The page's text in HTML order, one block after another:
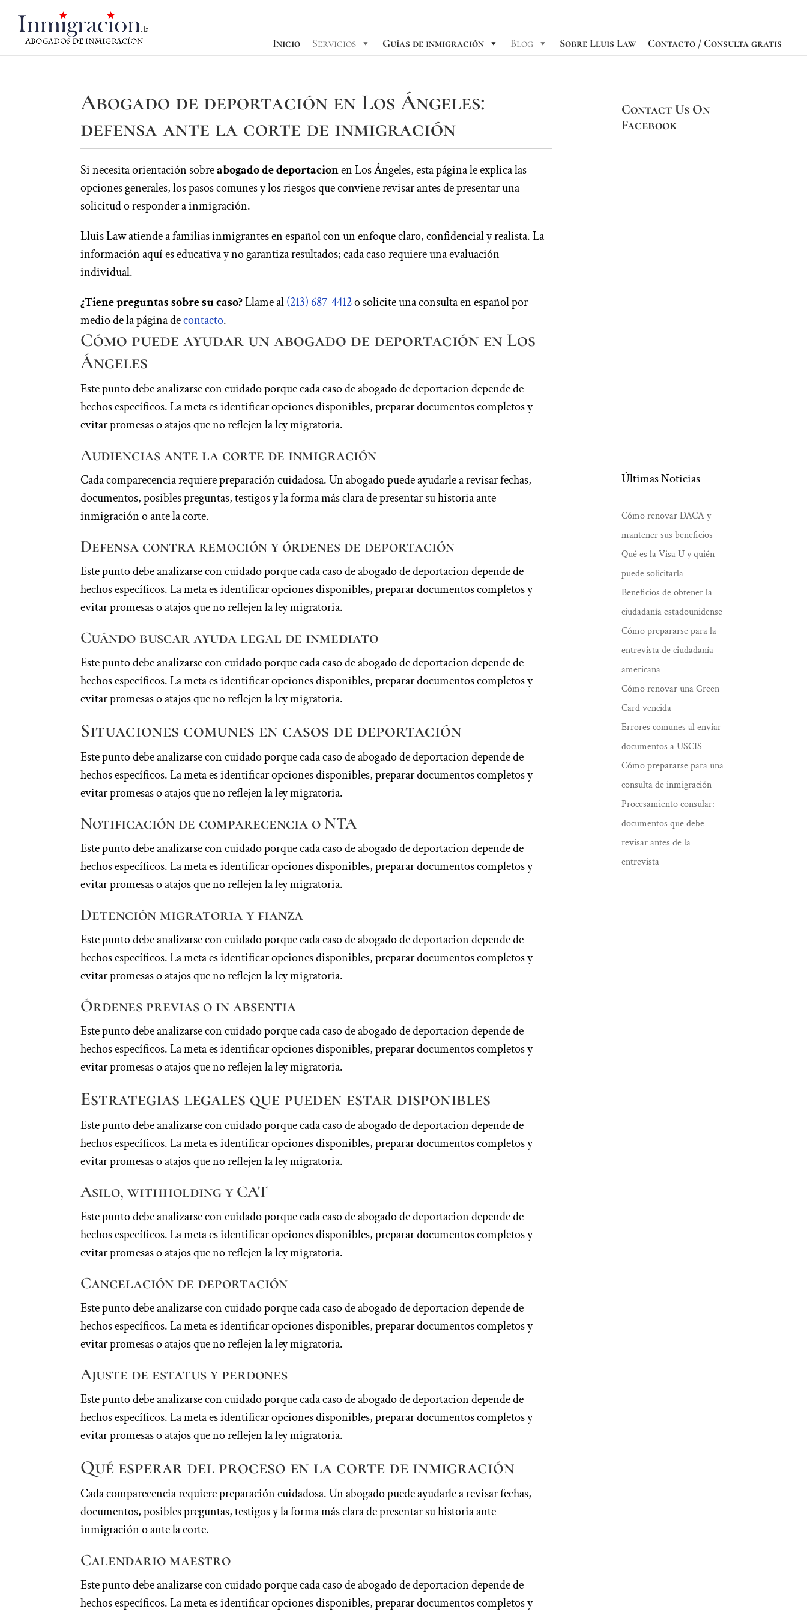
Inicio Servicios Guías de inmigración Blog Sobre Lluis Law Contacto / Consulta gratis
Abogado de deportación en Los Ángeles:
defensa ante la corte de inmigración
Si necesita orientación sobreabogado de deportacionen Los Ángeles, esta página le explica las
opciones generales, los pasos comunes y los riesgos que conviene revisar antes de presentar una
solicitud o responder a inmigración.
Lluis Law atiende a familias inmigrantes en español con un enfoque claro, confidencial y realista. La
información aquí es educativa y no garantiza resultados; cada caso requiere una evaluación
individual.
¿Tiene preguntas sobre su caso?Llame al(213) 687-4412o solicite una consulta en español por
medio de la página decontacto.
Cómo puede ayudar un abogado de deportación en Los
Ángeles
Este punto debe analizarse con cuidado porque cada caso de abogado de deportacion depende de
hechos específicos. La meta es identificar opciones disponibles, preparar documentos completos y
evitar promesas o atajos que no reflejen la ley migratoria.
Audiencias ante la corte de inmigración
Cada comparecencia requiere preparación cuidadosa. Un abogado puede ayudarle a revisar fechas,
documentos, posibles preguntas, testigos y la forma más clara de presentar su historia ante
inmigración o ante la corte.
Defensa contra remoción y órdenes de deportación
Este punto debe analizarse con cuidado porque cada caso de abogado de deportacion depende de
hechos específicos. La meta es identificar opciones disponibles, preparar documentos completos y
evitar promesas o atajos que no reflejen la ley migratoria.
Cuándo buscar ayuda legal de inmediato
Este punto debe analizarse con cuidado porque cada caso de abogado de deportacion depende de
hechos específicos. La meta es identificar opciones disponibles, preparar documentos completos y
evitar promesas o atajos que no reflejen la ley migratoria.
Situaciones comunes en casos de deportación
Este punto debe analizarse con cuidado porque cada caso de abogado de deportacion depende de
hechos específicos. La meta es identificar opciones disponibles, preparar documentos completos y
evitar promesas o atajos que no reflejen la ley migratoria.
Notificación de comparecencia o NTA
Este punto debe analizarse con cuidado porque cada caso de abogado de deportacion depende de
hechos específicos. La meta es identificar opciones disponibles, preparar documentos completos y
evitar promesas o atajos que no reflejen la ley migratoria.
Detención migratoria y fianza
Este punto debe analizarse con cuidado porque cada caso de abogado de deportacion depende de
hechos específicos. La meta es identificar opciones disponibles, preparar documentos completos y
evitar promesas o atajos que no reflejen la ley migratoria.
Órdenes previas o in absentia
Este punto debe analizarse con cuidado porque cada caso de abogado de deportacion depende de
hechos específicos. La meta es identificar opciones disponibles, preparar documentos completos y
evitar promesas o atajos que no reflejen la ley migratoria.
Estrategias legales que pueden estar disponibles
Este punto debe analizarse con cuidado porque cada caso de abogado de deportacion depende de
hechos específicos. La meta es identificar opciones disponibles, preparar documentos completos y
evitar promesas o atajos que no reflejen la ley migratoria.
Asilo, withholding y CAT
Este punto debe analizarse con cuidado porque cada caso de abogado de deportacion depende de
hechos específicos. La meta es identificar opciones disponibles, preparar documentos completos y
evitar promesas o atajos que no reflejen la ley migratoria.
Cancelación de deportación
Este punto debe analizarse con cuidado porque cada caso de abogado de deportacion depende de
hechos específicos. La meta es identificar opciones disponibles, preparar documentos completos y
evitar promesas o atajos que no reflejen la ley migratoria.
Ajuste de estatus y perdones
Este punto debe analizarse con cuidado porque cada caso de abogado de deportacion depende de
hechos específicos. La meta es identificar opciones disponibles, preparar documentos completos y
evitar promesas o atajos que no reflejen la ley migratoria.
Qué esperar del proceso en la corte de inmigración
Cada comparecencia requiere preparación cuidadosa. Un abogado puede ayudarle a revisar fechas,
documentos, posibles preguntas, testigos y la forma más clara de presentar su historia ante
inmigración o ante la corte.
Calendario maestro
Este punto debe analizarse con cuidado porque cada caso de abogado de deportacion depende de
hechos específicos. La meta es identificar opciones disponibles, preparar documentos completos y
Contact Us On
Facebook
Últimas Noticias
Cómo renovar DACA y
mantener sus beneficios
Qué es la Visa U y quién
puede solicitarla
Beneficios de obtener la
ciudadanía estadounidense
Cómo prepararse para la
entrevista de ciudadanía
americana
Cómo renovar una Green
Card vencida
Errores comunes al enviar
documentos a USCIS
Cómo prepararse para una
consulta de inmigración
Procesamiento consular:
documentos que debe
revisar antes de la
entrevista